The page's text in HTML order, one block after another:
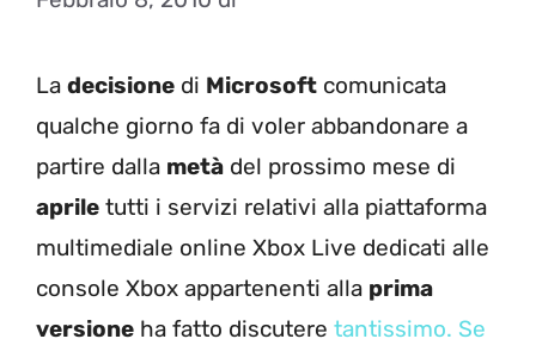
La decisione di Microsoft comunicata
qualche giorno fa di voler abbandonare a
partire dalla metà del prossimo mese di
aprile tutti i servizi relativi alla piattaforma
multimediale online Xbox Live dedicati alle
console Xbox appartenenti alla prima
versione ha fatto discutere tantissimo. Se